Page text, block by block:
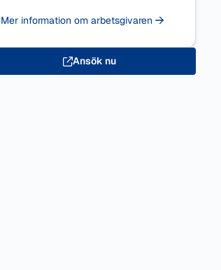
Mer information om arbetsgivaren
Ansök nu